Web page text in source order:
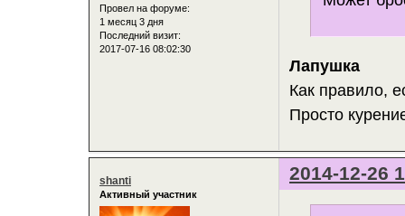
Провел на форуме:
1 месяц 3 дня
Последний визит:
2017-07-16 08:02:30
Лапушка
Как правило,
Просто
2014-12-26
shanti
Активный участник